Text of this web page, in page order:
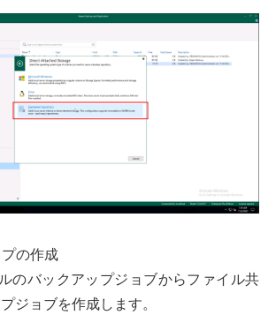
の作成
のバックアップジョブからファイル共
ジョブを作成します。